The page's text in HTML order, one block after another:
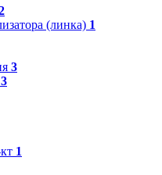
(линка) 1
3
3
1